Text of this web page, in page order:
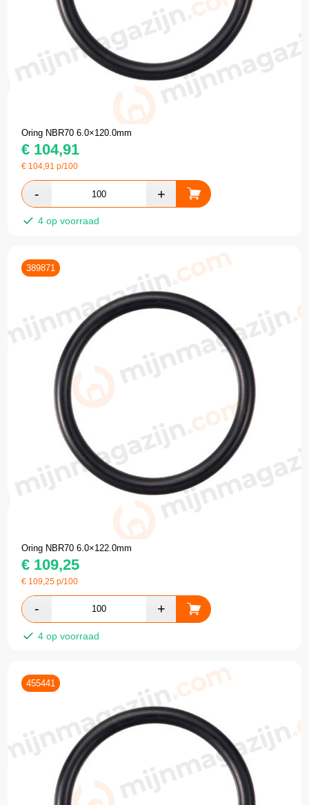
Oring NBR70 6.0×120.0mm
€ 104,91
€ 104,91 p/100
4 op voorraad
389871
Oring NBR70 6.0×122.0mm
€ 109,25
€ 109,25 p/100
4 op voorraad
455441